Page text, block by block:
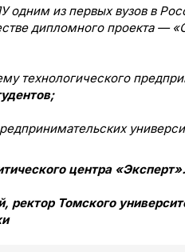
одним из первых вузов в
дипломного проекта —
технологического
центра «Эксперт».
ректор Томского